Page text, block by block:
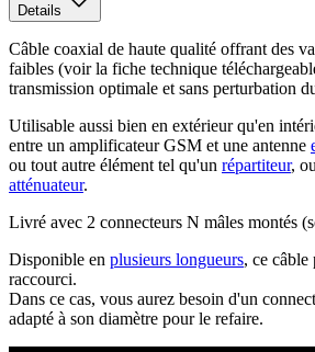
Details
Câble coaxial de haute qualité offrant des
faibles (voir la fiche technique
transmission optimale et sans perturbation
Utilisable aussi bien en extérieur qu'en
entre un amplificateur GSM et une antenne
ou tout autre élément tel qu'un répartiteur,
atténuateur.
Livré avec 2 connecteurs N mâles montés
Disponible en plusieurs longueurs, ce câble
raccourci.
Dans ce cas, vous aurez besoin d'un
adapté à son diamètre pour le refaire.